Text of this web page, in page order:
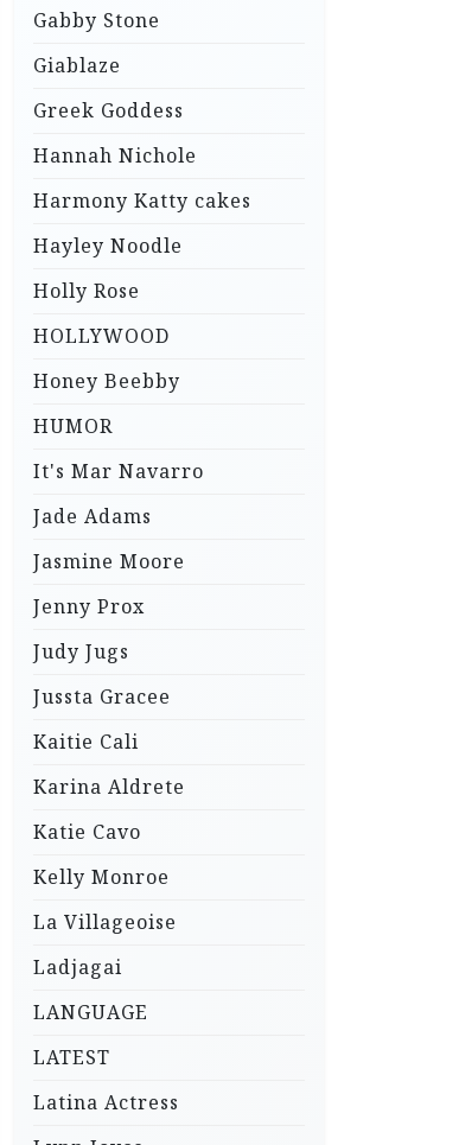
Gabby Stone
Giablaze
Greek Goddess
Hannah Nichole
Harmony Katty cakes
Hayley Noodle
Holly Rose
HOLLYWOOD
Honey Beebby
HUMOR
It's Mar Navarro
Jade Adams
Jasmine Moore
Jenny Prox
Judy Jugs
Jussta Gracee
Kaitie Cali
Karina Aldrete
Katie Cavo
Kelly Monroe
La Villageoise
Ladjagai
LANGUAGE
LATEST
Latina Actress